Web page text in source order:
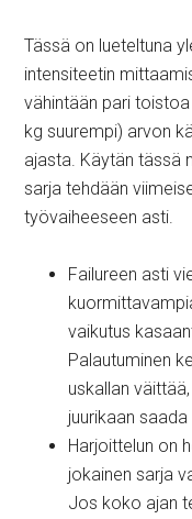
Tässä on lueteltuna
intensiteetin
vähintään pari
kg suurempi) arvon
ajasta. Käytän tässä
sarja tehdään
työvaiheeseen asti.
Failureen asti
vaikutus
Palautuminen
uskallan
juurikaan
Harjoittelun on
jokainen sarja
Jos koko ajan